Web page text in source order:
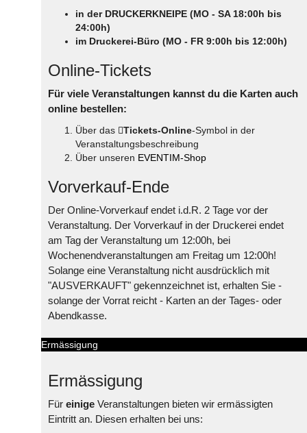
in der DRUCKERKNEIPE (MO - SA 18:00h bis
24:00h)
im Druckerei-Büro (MO - FR 9:00h bis 12:00h)
Online-Tickets
Für viele Veranstaltungen kannst du die Karten auch
online bestellen:
Über das Tickets-Online-Symbol in der
Veranstaltungsbeschreibung
Über unseren EVENTIM-Shop
Vorverkauf-Ende
Der Online-Vorverkauf endet i.d.R. 2 Tage vor der
Veranstaltung. Der Vorverkauf in der Druckerei endet
am Tag der Veranstaltung um 12:00h, bei
Wochenendveranstaltungen am Freitag um 12:00h!
Solange eine Veranstaltung nicht ausdrücklich mit
"AUSVERKAUFT" gekennzeichnet ist, erhalten Sie -
solange der Vorrat reicht - Karten an der Tages- oder
Abendkasse.
Ermässigung
Ermässigung
Für einige Veranstaltungen bieten wir ermässigten
Eintritt an. Diesen erhalten bei uns: